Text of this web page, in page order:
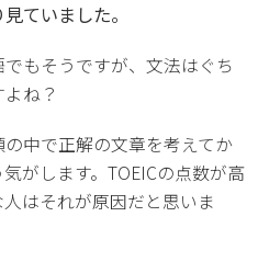
ていました。
もそうですが、文法はぐち
ね？
中で正解の文章を考えてか
がします。TOEICの点数が高
はそれが原因だと思いま